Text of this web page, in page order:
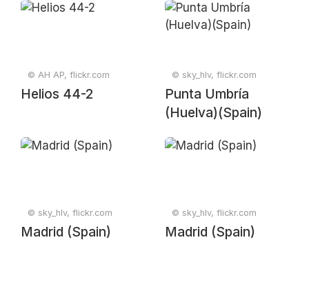
© AH AP, flickr.com
Helios 44-2
© sky_hlv, flickr.com
Punta Umbría
(Huelva)(Spain)
© sky_hlv, flickr.com
Madrid (Spain)
© sky_hlv, flickr.com
Madrid (Spain)